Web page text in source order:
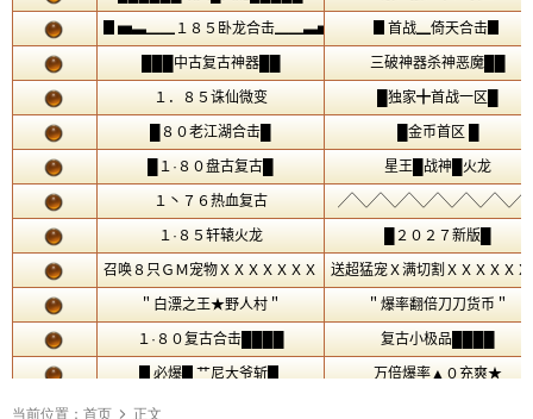
当前位置： 首页 正文